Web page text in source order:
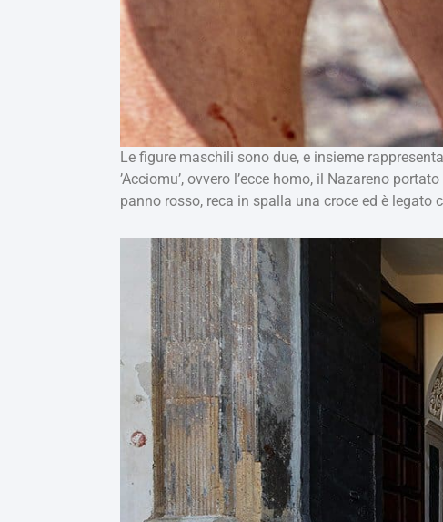
Le figure maschili sono due, e insieme
’Acciomu’, ovvero l’ecce homo, il Nazareno
panno rosso, reca in spalla una croce ed è legato